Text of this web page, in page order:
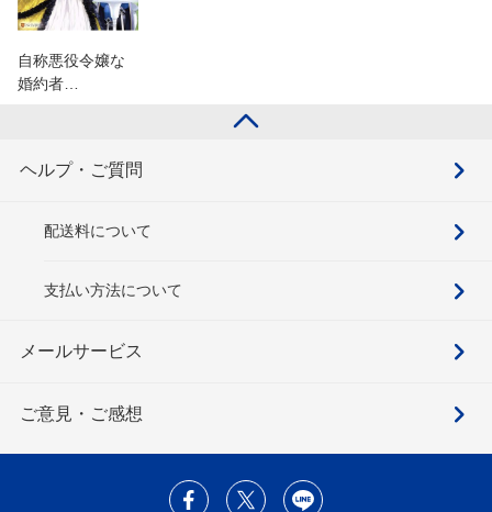
自称悪役令嬢な
婚約者…
ヘルプ・ご質問
配送料について
支払い方法について
メールサービス
ご意見・ご感想